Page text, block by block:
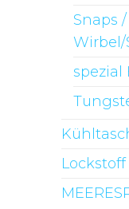
Snaps /
spezial
Lockstoff